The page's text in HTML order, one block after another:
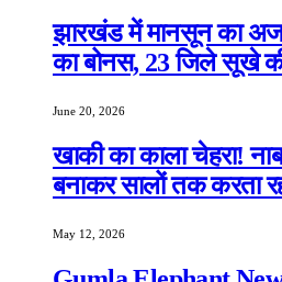
झारखंड में मानसून का
का बोनस, 23 जिले सूखे
June 20, 2026
खाकी का काला चेहरा!
बनाकर सालों तक करता
May 12, 2026